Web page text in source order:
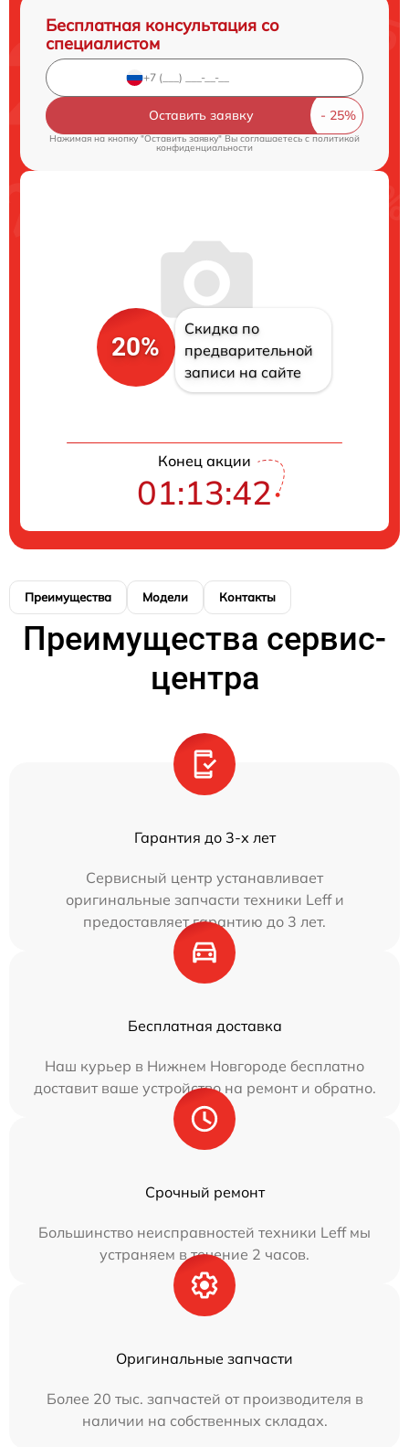
Бесплатная консультация со
специалистом
Оставить заявку
Нажимая на кнопку "Оставить заявку" Вы соглашаетесь cполитикой
конфиденциальности
20%
Скидка по
предварительной
записи на сайте
Конец акции
01:13:42
Преимущества Модели Контакты
Преимущества сервис-
центра
Гарантия до 3-х лет
Сервисный центр устанавливает
оригинальные запчасти техники Leff и
предоставляет гарантию до 3 лет.
Бесплатная доставка
Наш курьер в Нижнем Новгороде бесплатно
доставит ваше устройство на ремонт и обратно.
Срочный ремонт
Большинство неисправностей техники Leff мы
устраняем в течение 2 часов.
Оригинальные запчасти
Более 20 тыс. запчастей от производителя в
наличии на собственных складах.